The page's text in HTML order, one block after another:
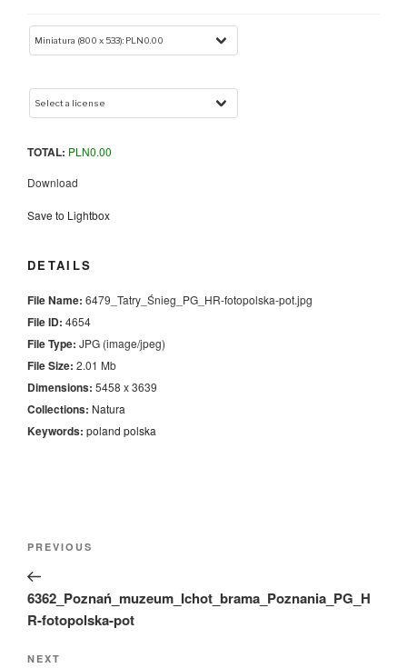
TOTAL: PLN0.00
Download
Save to Lightbox
DETAILS
File Name: 6479_Tatry_Śnieg_PG_HR-fotopolska-pot.jpg
File ID: 4654
File Type: JPG (image/jpeg)
File Size: 2.01 Mb
Dimensions: 5458 x 3639
Collections: Natura
Keywords: poland polska
Previous
Post
PREVIOUS
6362_Poznań_muzeum_Ichot_brama_Poznania_PG_H
R-fotopolska-pot
Next
NEXT